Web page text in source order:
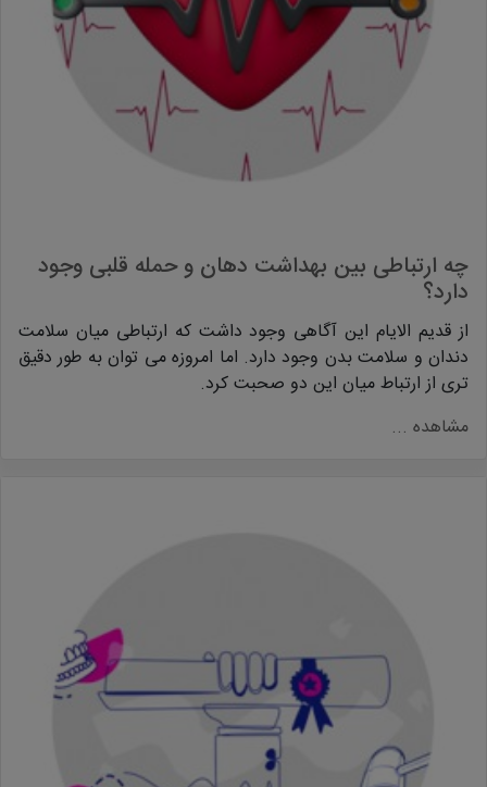
چه ارتباطی بین بهداشت دهان و حمله قلبی وجود
دارد؟
از قدیم الایام این آگاهی وجود داشت که ارتباطی میان سلامت
دندان و سلامت بدن وجود دارد. اما امروزه می توان به طور دقیق
تری از ارتباط میان این دو صحبت کرد.
مشاهده ...